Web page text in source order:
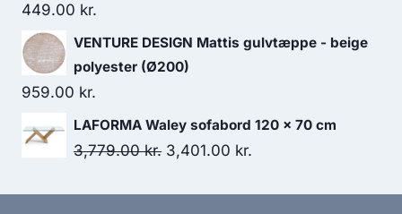
449.00 kr.
VENTURE DESIGN Mattis gulvtæppe - beige
polyester (Ø200)
959.00 kr.
LAFORMA Waley sofabord 120 x 70 cm
3,779.00kr. 3,401.00 kr.